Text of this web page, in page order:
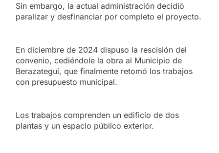
Sin embargo, la actual administración decidió
paralizar y desfinanciar por completo el proyecto.
En diciembre de 2024 dispuso la rescisión del
convenio, cediéndole la obra al Municipio de
Berazategui, que finalmente retomó los trabajos
con presupuesto municipal.
Los trabajos comprenden un edificio de dos
plantas y un espacio público exterior.